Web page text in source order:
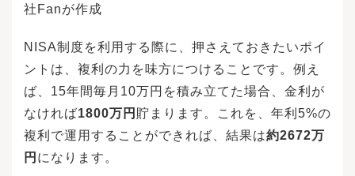
社Fanが作成
NISA制度を利用する際に、押さえておきたいポイ
ントは、複利の力を味方につけることです。例え
ば、15年間毎月10万円を積み立てた場合、金利が
なければ1800万円 貯まります。これを、年利5%の
複利で運用することができれば、結果は約2672万
円 になります。